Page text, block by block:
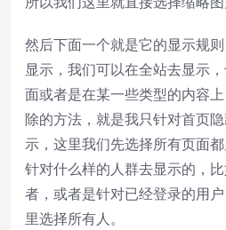
然后下面一个就是它的显示规
显示，我们可以在全站去显示
面或者是在某一些类型的内容
除的方法，就是我只针对首页
示，这里我们先选择所有页面
针对什么样的人群去显示的，
者，或者是针对已经登录的用
里选择所有人。